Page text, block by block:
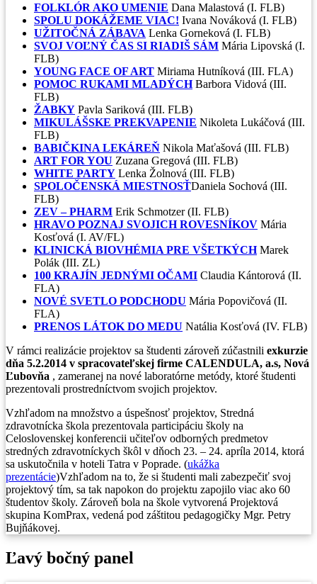
FOLKLÓR AKO UMENIE Dana Malastová (I. FLB)
SPOLU DOKÁŽEME VIAC! Ivana Nováková (I. FLB)
UŽITOČNÁ ZÁBAVA Lenka Gorneková (I. FLB)
SVOJ VOĽNÝ ČAS SI RIADIŠ SÁM Mária Lipovská (I.
FLB)
YOUNG FACE OF ART Miriama Hutníková (III. FLA)
POMOC RUKAMI MLADÝCH Barbora Vidová (III.
FLB)
ŽABKY Pavla Sariková (III. FLB)
MIKULÁŠSKE PREKVAPENIE Nikoleta Lukáčová (III.
FLB)
BABIČKINA LEKÁREŇ Nikola Maťašová (III. FLB)
ART FOR YOU Zuzana Gregová (III. FLB)
WHITE PARTY Lenka Žolnová (III. FLB)
SPOLOČENSKÁ MIESTNOSŤDaniela Sochová (III.
FLB)
ZEV – PHARM Erik Schmotzer (II. FLB)
HRAVO POZNAJ SVOJICH ROVESNÍKOV Mária
Kosťová (I. AV/FL)
KLINICKÁ BIOVHÉMIA PRE VŠETKÝCH Marek
Polák (III. ZL)
100 KRAJÍN JEDNÝMI OČAMI Claudia Kántorová (II.
FLA)
NOVÉ SVETLO PODCHODU Mária Popovičová (II.
FLA)
PRENOS LÁTOK DO MEDU Natália Kosťová (IV. FLB)
V rámci realizácie projektov sa študenti zároveň zúčastnili exkurzie
dňa 5.2.2014 v spracovateľskej firme CALENDULA, a.s, Nová
Ľubovňa , zameranej na nové laboratórne metódy, ktoré študenti
prezentovali prostredníctvom svojich projektov.
Vzhľadom na množstvo a úspešnosť projektov, Stredná
zdravotnícka škola prezentovala participáciu školy na
Celoslovenskej konferencii učiteľov odborných predmetov
stredných zdravotníckych škôl v dňoch 23. – 24. apríla 2014, ktorá
sa uskutočnila v hoteli Tatra v Poprade. (ukážka
prezentácie)Vzhľadom na to, že si študenti mali zabezpečiť svoj
projektový tím, sa tak napokon do projektu zapojilo viac ako 60
študentov školy. Zároveň bola na škole vytvorená Projektová
skupina KomPrax, vedená pod záštitou pedagogičky Mgr. Petry
Bujňákovej.
Ľavý bočný panel